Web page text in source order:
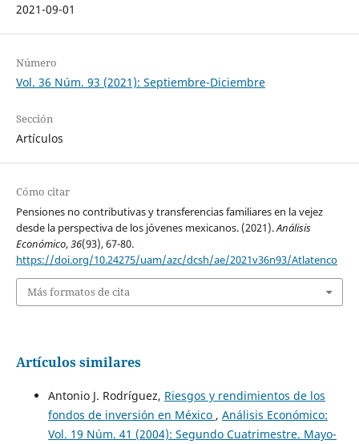
2021-09-01
Número
Vol. 36 Núm. 93 (2021): Septiembre-Diciembre
Sección
Artículos
Cómo citar
Pensiones no contributivas y transferencias familiares en la vejez
desde la perspectiva de los jóvenes mexicanos. (2021).Análisis
Económico,36(93), 67-80.
https://doi.org/10.24275/uam/azc/dcsh/ae/2021v36n93/Atlatenco
Más formatos de cita
Artículos similares
Antonio J. Rodríguez, Riesgos y rendimientos de los
fondos de inversión en México , Análisis Económico:
Vol. 19 Núm. 41 (2004): Segundo Cuatrimestre. Mayo-